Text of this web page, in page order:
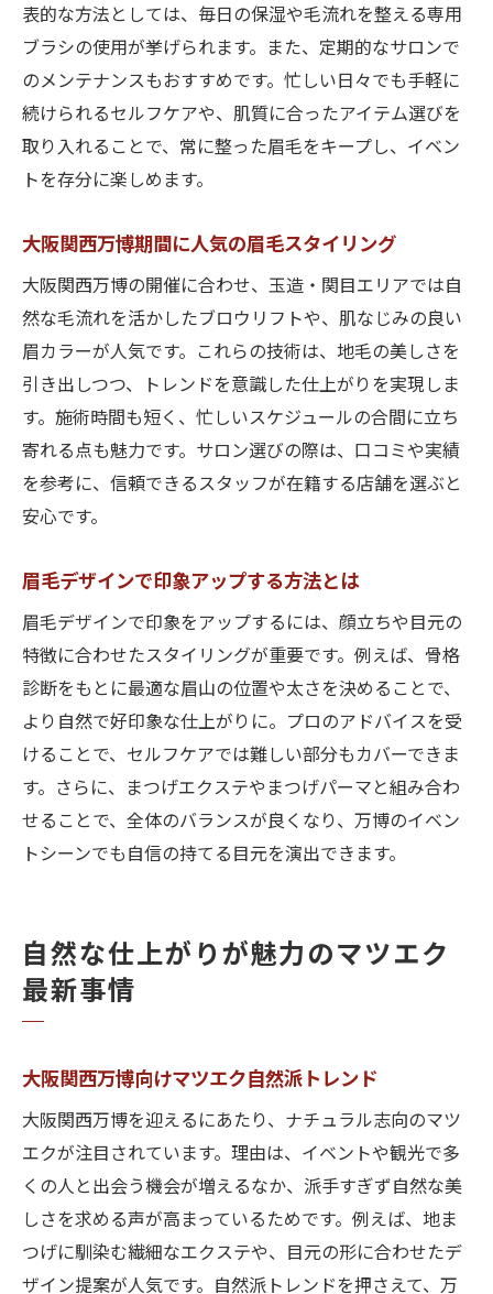
表的な方法としては、毎日の保湿や毛流れを整える専用
ブラシの使用が挙げられます。また、定期的なサロンで
のメンテナンスもおすすめです。忙しい日々でも手軽に
続けられるセルフケアや、肌質に合ったアイテム選びを
取り入れることで、常に整った眉毛をキープし、イベン
トを存分に楽しめます。
大阪関西万博期間に人気の眉毛スタイリング
大阪関西万博の開催に合わせ、玉造・関目エリアでは自
然な毛流れを活かしたブロウリフトや、肌なじみの良い
眉カラーが人気です。これらの技術は、地毛の美しさを
引き出しつつ、トレンドを意識した仕上がりを実現しま
す。施術時間も短く、忙しいスケジュールの合間に立ち
寄れる点も魅力です。サロン選びの際は、口コミや実績
を参考に、信頼できるスタッフが在籍する店舗を選ぶと
安心です。
眉毛デザインで印象アップする方法とは
眉毛デザインで印象をアップするには、顔立ちや目元の
特徴に合わせたスタイリングが重要です。例えば、骨格
診断をもとに最適な眉山の位置や太さを決めることで、
より自然で好印象な仕上がりに。プロのアドバイスを受
けることで、セルフケアでは難しい部分もカバーできま
す。さらに、まつげエクステやまつげパーマと組み合わ
せることで、全体のバランスが良くなり、万博のイベン
トシーンでも自信の持てる目元を演出できます。
自然な仕上がりが魅力のマツエク
最新事情
大阪関西万博向けマツエク自然派トレンド
大阪関西万博を迎えるにあたり、ナチュラル志向のマツ
エクが注目されています。理由は、イベントや観光で多
くの人と出会う機会が増えるなか、派手すぎず自然な美
しさを求める声が高まっているためです。例えば、地ま
つげに馴染む繊細なエクステや、目元の形に合わせたデ
ザイン提案が人気です。自然派トレンドを押さえて、万